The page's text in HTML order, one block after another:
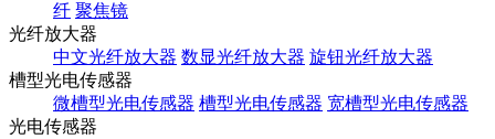
纤 聚焦镜
光纤放大器
中文光纤放大器 数显光纤放大器 旋钮光纤放大器
槽型光电传感器
微槽型光电传感器 槽型光电传感器 宽槽型光电传感器
光电传感器